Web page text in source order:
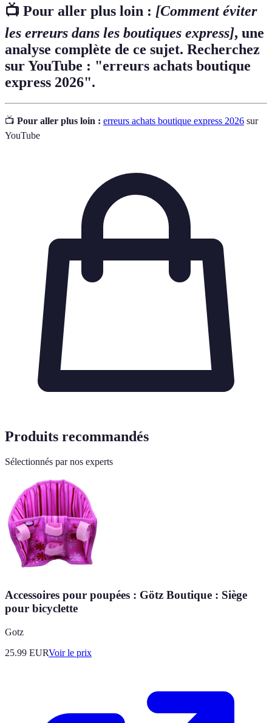
📺 Pour aller plus loin : [Comment éviter
les erreurs dans les boutiques express], une
analyse complète de ce sujet. Recherchez
sur YouTube : "erreurs achats boutique
express 2026".
📺 Pour aller plus loin : erreurs achats boutique express 2026 sur
YouTube
Produits recommandés
Sélectionnés par nos experts
Accessoires pour poupées : Götz Boutique : Siège
pour bicyclette
Gotz
25.99 EURVoir le prix